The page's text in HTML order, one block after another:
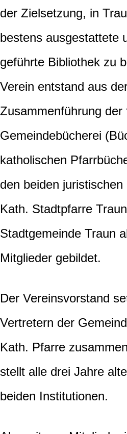
der Zielsetzung, in
bestens ausgestattete
geführte Bibliothek zu
Verein entstand aus
Zusammenführung der
Gemeindebücherei
katholischen
den beiden
Kath. Stadtpfarre
Stadtgemeinde Traun
Mitglieder gebildet.
Der Vereinsvorstand
Vertretern der
Kath. Pfarre
stellt alle drei Jahre
beiden Institutionen.